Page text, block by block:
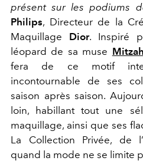
présent sur les podiums
Philips, Directeur de la
Maquillage Dior. Inspiré
léopard de sa muse
fera de ce motif
incontournable de ses
saison après saison.
loin, habillant tout une
maquillage, ainsi que ses
La Collection Privée, de
quand la mode ne se limite